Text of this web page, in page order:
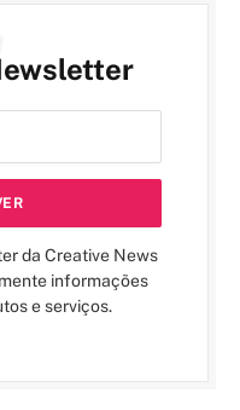
da Creative News
informações
e serviços.